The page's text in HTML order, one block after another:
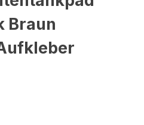
Braun